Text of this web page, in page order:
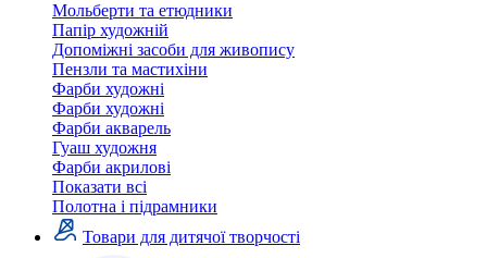
Мольберти та етюдники
Папір художній
Допоміжні засоби для живопису
Пензли та мастихіни
Фарби художні
Фарби художні
Фарби акварель
Гуаш художня
Фарби акрилові
Показати всі
Полотна і підрамники
Товари для дитячої творчості